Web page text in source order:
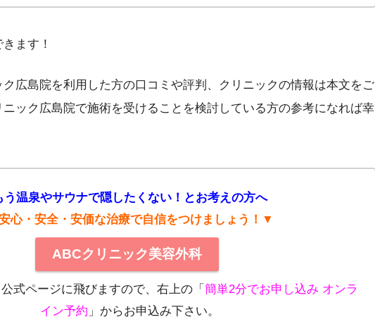
ます！
広島院を利用した方の口コミや評判、クリニックの情報は本文をご
ック広島院で施術を受けることを検討している方の参考になれば幸
う温泉やサウナで隠したくない！とお考えの方へ
心・安全・安価な治療で自信をつけましょう！▼
ABCクリニック美容外科
式ページに飛びますので、右上の「簡単2分でお申し込み オンラ
イン予約 」からお申込み下さい。